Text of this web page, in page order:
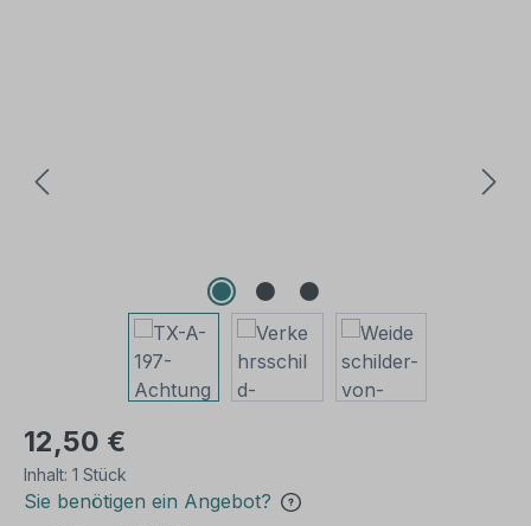
12,50 €
Inhalt: 1 Stück
Sie benötigen ein Angebot?